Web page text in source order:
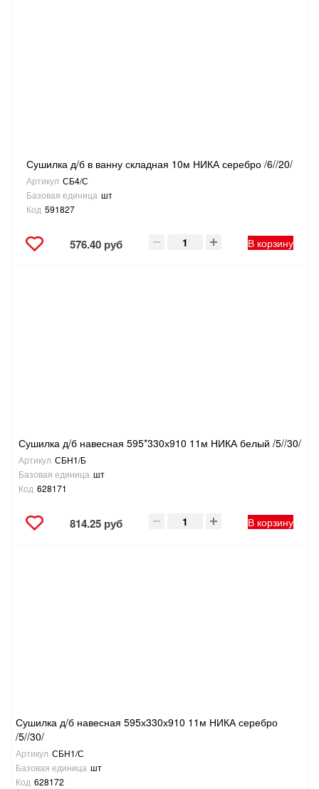
Сушилка д/б в ванну складная 10м НИКА серебро /6//20/
Артикул СБ4/С
Базовая единица шт
Код 591827
576.40 руб В корзину
Сушилка д/б навесная 595*330х910 11м НИКА белый /5//30/
Артикул СБН1/Б
Базовая единица шт
Код 628171
814.25 руб В корзину
Сушилка д/б навесная 595х330х910 11м НИКА серебро
/5//30/
Артикул СБН1/С
Базовая единица шт
Код 628172